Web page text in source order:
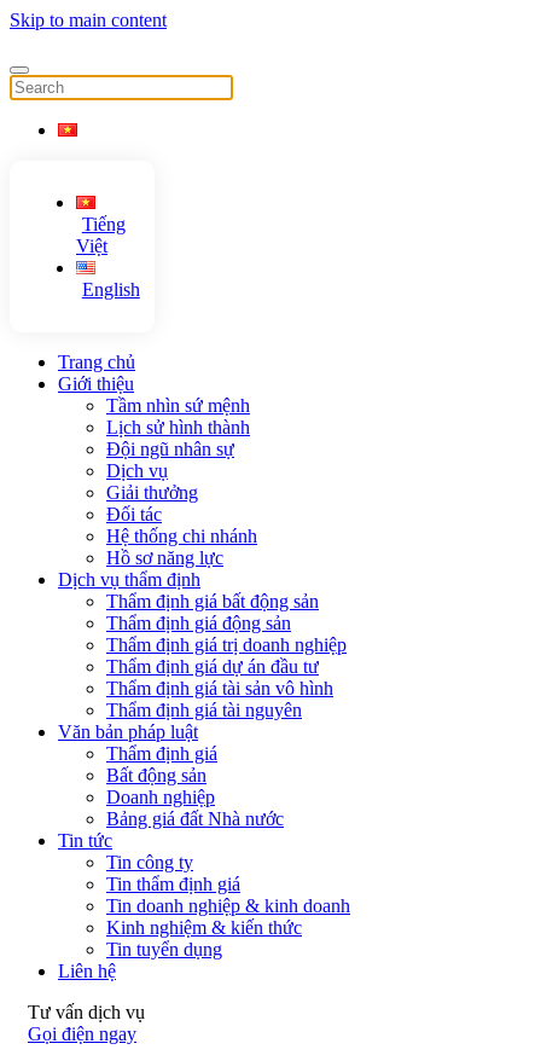
Skip to main content
Tiếng
Việt
English
Trang chủ
Giới thiệu
Tầm nhìn sứ mệnh
Lịch sử hình thành
Đội ngũ nhân sự
Dịch vụ
Giải thưởng
Đối tác
Hệ thống chi nhánh
Hồ sơ năng lực
Dịch vụ thẩm định
Thẩm định giá bất động sản
Thẩm định giá động sản
Thẩm định giá trị doanh nghiệp
Thẩm định giá dự án đầu tư
Thẩm định giá tài sản vô hình
Thẩm định giá tài nguyên
Văn bản pháp luật
Thẩm định giá
Bất động sản
Doanh nghiệp
Bảng giá đất Nhà nước
Tin tức
Tin công ty
Tin thẩm định giá
Tin doanh nghiệp & kinh doanh
Kinh nghiệm & kiến thức
Tin tuyển dụng
Liên hệ
Tư vấn dịch vụ
Gọi điện ngay